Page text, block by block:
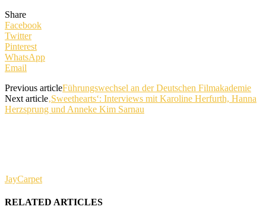
Share
Facebook
Twitter
Pinterest
WhatsApp
Email
Previous articleFührungswechsel an der Deutschen Filmakademie
Next article‚Sweethearts‘: Interviews mit Karoline Herfurth, Hanna
Herzsprung und Anneke Kim Sarnau
JayCarpet
RELATED ARTICLES